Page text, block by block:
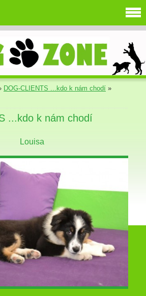
DOG-CLIENTS ...kdo k nám chodí »
...kdo k nám chodí
Louisa